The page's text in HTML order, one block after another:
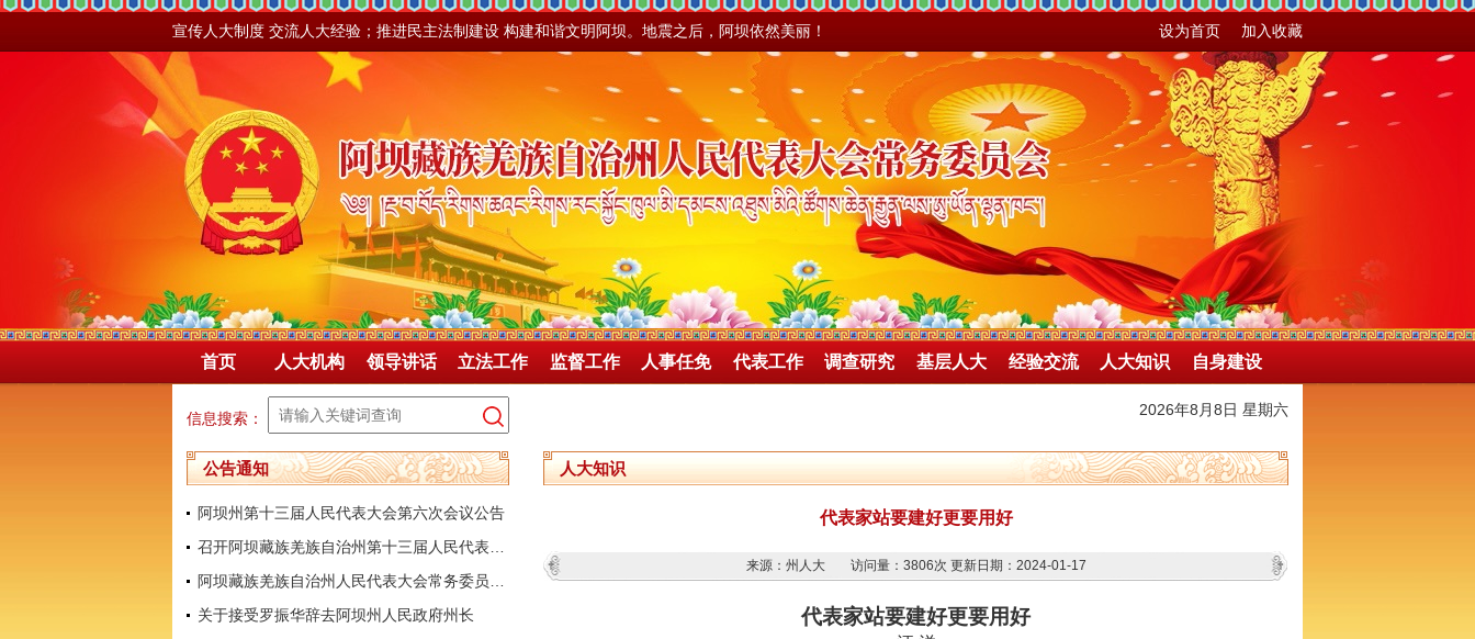
宣传人大制度 交流人大经验；推进民主法制建设 构建和谐文明阿坝。地震之后，阿坝依然美丽！ 设为首页 加入收藏
首页 人大机构 领导讲话 立法工作 监督工作 人事任免 代表工作 调查研究 基层人大 经验交流 人大知识 自身建设
信息搜索： 2026年8月8日 星期六
公告通知
阿坝州第十三届人民代表大会第六次会议公告
关于接受罗振华辞去阿坝州人民政府州长
人大知识
代表家站要建好更要用好
来源：州人大 访问量： 3806次 更新日期：2024-01-17
代表家站要建好更要用好